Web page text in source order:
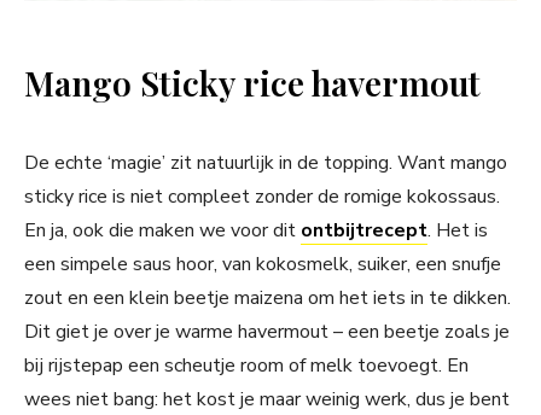
Mango Sticky rice havermout
De echte ‘magie’ zit natuurlijk in de topping. Want mango
sticky rice is niet compleet zonder de romige kokossaus.
En ja, ook die maken we voor dit ontbijtrecept. Het is
een simpele saus hoor, van kokosmelk, suiker, een snufje
zout en een klein beetje maizena om het iets in te dikken.
Dit giet je over je warme havermout – een beetje zoals je
bij rijstepap een scheutje room of melk toevoegt. En
wees niet bang: het kost je maar weinig werk, dus je bent